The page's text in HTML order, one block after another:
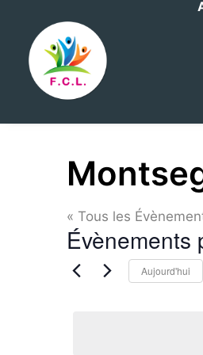
« Tous les
Évènements
Aujourd'hui